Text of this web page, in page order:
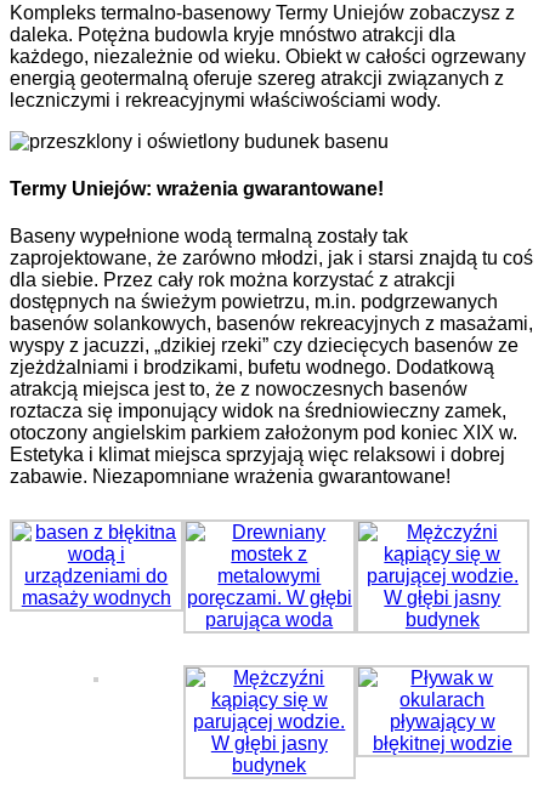
Kompleks termalno-basenowy Termy Uniejów zobaczysz z
daleka. Potężna budowla kryje mnóstwo atrakcji dla
każdego, niezależnie od wieku. Obiekt w całości ogrzewany
energią geotermalną oferuje szereg atrakcji związanych z
leczniczymi i rekreacyjnymi właściwościami wody.
Termy Uniejów: wrażenia gwarantowane!
Baseny wypełnione wodą termalną zostały tak
zaprojektowane, że zarówno młodzi, jak i starsi znajdą tu coś
dla siebie. Przez cały rok można korzystać z atrakcji
dostępnych na świeżym powietrzu, m.in. podgrzewanych
basenów solankowych, basenów rekreacyjnych z masażami,
wyspy z jacuzzi, „dzikiej rzeki” czy dziecięcych basenów ze
zjeżdżalniami i brodzikami, bufetu wodnego. Dodatkową
atrakcją miejsca jest to, że z nowoczesnych basenów
roztacza się imponujący widok na średniowieczny zamek,
otoczony angielskim parkiem założonym pod koniec XIX w.
Estetyka i klimat miejsca sprzyjają więc relaksowi i dobrej
zabawie. Niezapomniane wrażenia gwarantowane!